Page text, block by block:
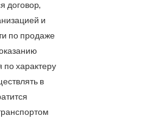
договор,
и
по продаже
по характеру
в